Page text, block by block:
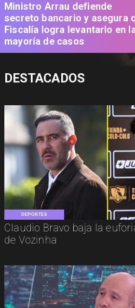
DEPORTES
Claudio Bravo baja la
de Vozinha
Ministro Arrau defiende
secreto bancario y asegura
Fiscalía logra levantarlo en
mayoría de casos
DESTACADOS